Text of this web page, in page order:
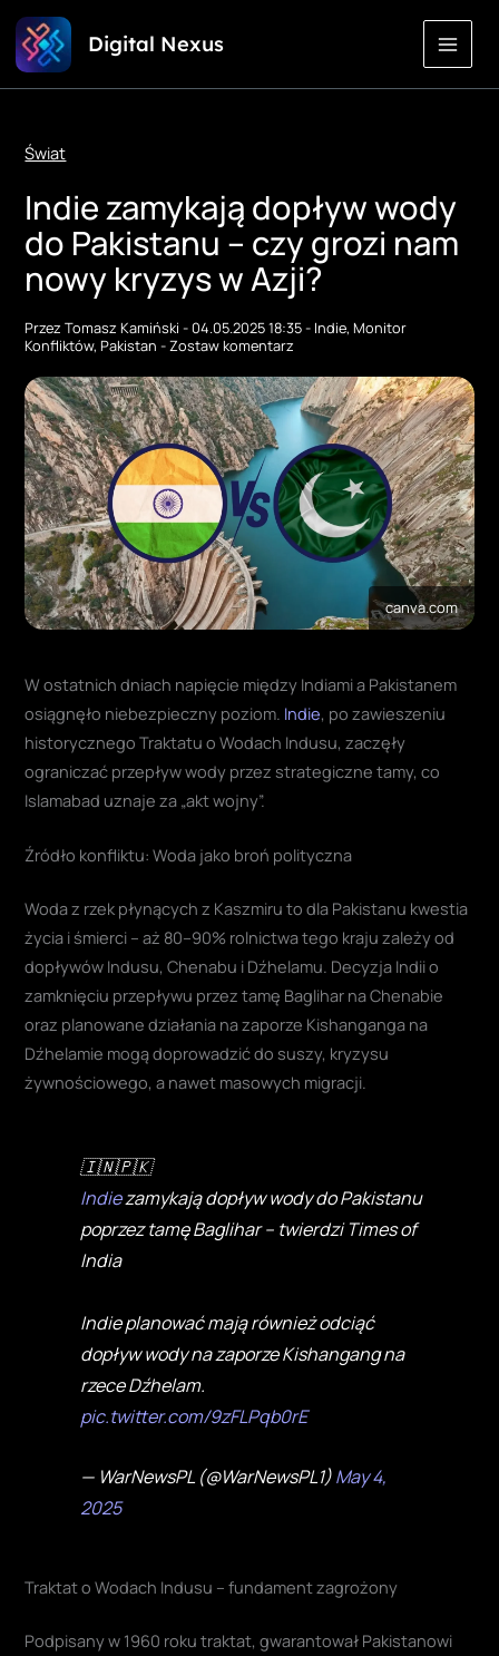
Przejdź
do
treści
Digital Nexus
Świat
Indie zamykają dopływ wody
do Pakistanu – czy grozi nam
nowy kryzys w Azji?
PrzezTomasz Kamiński-04.05.2025 18:35- Indie,Monitor
Konfliktów,Pakistan -Zostaw komentarz
canva.com
W ostatnich dniach napięcie między Indiami a Pakistanem
osiągnęło niebezpieczny poziom. Indie, po zawieszeniu
historycznego Traktatu o Wodach Indusu, zaczęły
ograniczać przepływ wody przez strategiczne tamy, co
Islamabad uznaje za „akt wojny”.
Źródło konfliktu: Woda jako broń polityczna
Woda z rzek płynących z Kaszmiru to dla Pakistanu kwestia
życia i śmierci – aż 80–90% rolnictwa tego kraju zależy od
dopływów Indusu, Chenabu i Dźhelamu. Decyzja Indii o
zamknięciu przepływu przez tamę Baglihar na Chenabie
oraz planowane działania na zaporze Kishanganga na
Dźhelamie mogą doprowadzić do suszy, kryzysu
żywnościowego, a nawet masowych migracji.
🇮🇳🇵🇰
Indiezamykają dopływ wody do Pakistanu
poprzez tamę Baglihar – twierdzi Times of
India
Indie planować mają również odciąć
dopływ wody na zaporze Kishangang na
rzece Dźhelam.
pic.twitter.com/9zFLPqb0rE
— WarNewsPL (@WarNewsPL1)May 4,
2025
Traktat o Wodach Indusu – fundament zagrożony
Podpisany w 1960 roku traktat, gwarantował Pakistanowi